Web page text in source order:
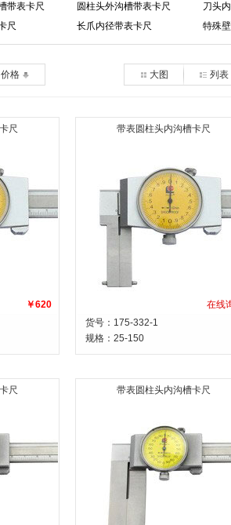
带表卡尺
圆柱头外沟槽带表卡尺 刀头
尺
长爪内径带表卡尺 特殊
价格 大图 列表
尺
￥620
带表圆柱头内沟槽卡尺
在线
货号：175-332-1
规格： 25-150
尺 带表圆柱头内沟槽卡尺